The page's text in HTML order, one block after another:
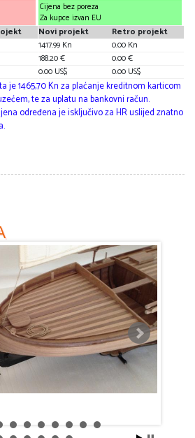
Cijena bez poreza
Za kupce izvan EU
Novi projekt
Retro projekt
1417.99 Kn
0.00 Kn
188.20 €
0.00 €
0.00 US$
0.00 US$
je 1465,70 Kn za plaćanje kreditnom karticom
te za uplatu na bankovni račun.
određena je isključivo za HR uslijed znatno